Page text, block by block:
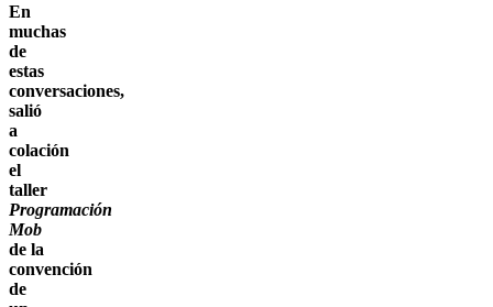
En
muchas
de
estas
conversaciones,
salió
a
colación
el
taller
Programación
Mob
de la
convención
de